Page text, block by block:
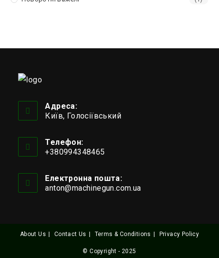
Адреса:
Київ, Голосіївський
Телефон:
+380994348465
вашому
Електронна пошта:
anton@machinegun.com.uaВідкриється
About Us Contact Us Terms & Conditions Privacy Policy
© Copyright - 2025